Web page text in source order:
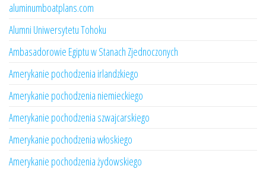
aluminumboatplans.com
Alumni Uniwersytetu Tohoku
Ambasadorowie Egiptu w Stanach Zjednoczonych
Amerykanie pochodzenia irlandzkiego
Amerykanie pochodzenia niemieckiego
Amerykanie pochodzenia szwajcarskiego
Amerykanie pochodzenia włoskiego
Amerykanie pochodzenia żydowskiego